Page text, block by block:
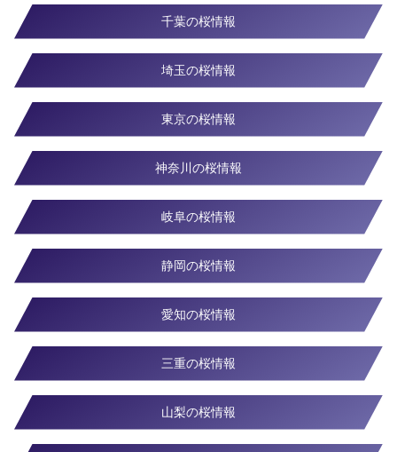
千葉の桜情報
埼玉の桜情報
東京の桜情報
神奈川の桜情報
岐阜の桜情報
静岡の桜情報
愛知の桜情報
三重の桜情報
山梨の桜情報